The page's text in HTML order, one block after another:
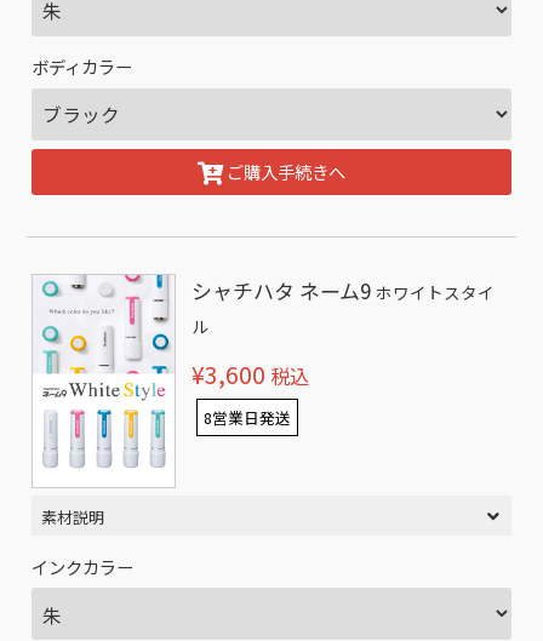
ボディカラー
ご購入手続きへ
シャチハタ ネーム9 ホワイトスタイ
ル
¥3,600 税込
8営業日発送
素材説明
インクカラー